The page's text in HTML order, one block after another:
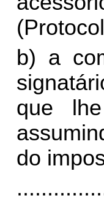
b) a
que
do